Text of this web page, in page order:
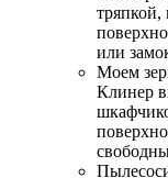
тряпкой,
или
Моем
Клинер